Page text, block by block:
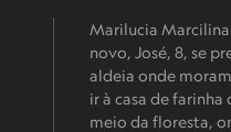
Marilucia Marcilina
novo, José, 8, se
aldeia onde
ir à casa de
meio da floresta,